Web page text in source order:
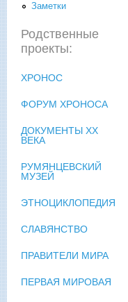
Заметки
Родственные
проекты:
ХРОНОС
ФОРУМ ХРОНОСА
ДОКУМЕНТЫ XX
ВЕКА
РУМЯНЦЕВСКИЙ
МУЗЕЙ
ЭТНОЦИКЛОПЕДИЯ
СЛАВЯНСТВО
ПРАВИТЕЛИ МИРА
ПЕРВАЯ МИРОВАЯ